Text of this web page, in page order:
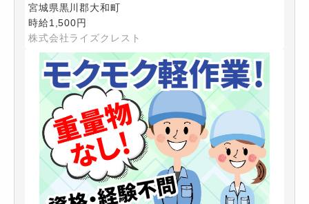
宮城県黒川郡大和町
時給1,500円
株式会社ライズクレスト